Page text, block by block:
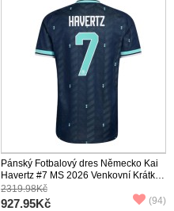
Pánský Fotbalový dres Německo Kai
Havertz #7 MS 2026 Venkovní Krátký
Rukáv
2319.98Kč
927.95Kč (94)